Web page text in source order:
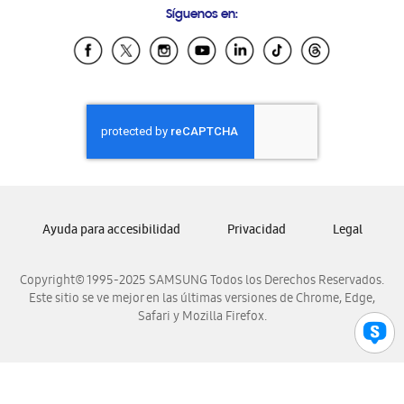
Samsung Ecuador
Samsung El Salvador
Samsung Honduras
Samsung Nicaragua
Samsung Panamá
Samsung Venezuela
Síguenos en:
Copyright© 1995-2025 SAMSUNG Todos los Derechos Reservados.
Este sitio se ve mejor en las últimas versiones de Chrome, Edge,
Safari y Mozilla Firefox.
Ayuda para accesibilidad Privacidad Legal